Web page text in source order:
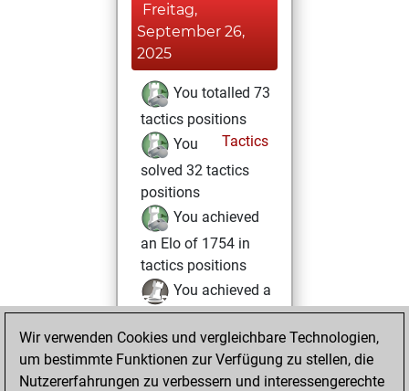
Freitag,
September 26,
2025
You totalled 73
tactics positions
Tactics
You
solved 32 tactics
positions
You achieved
an Elo of 1754 in
tactics positions
You achieved a
new Elo of 1590
Fritz
Sonntag,
März 2, 2025
Wir verwenden Cookies und vergleichbare Technologien,
um bestimmte Funktionen zur Verfügung zu stellen, die
Nutzererfahrungen zu verbessern und interessengerechte